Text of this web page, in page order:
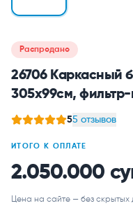
Распродано
26706 Каркасный
305х99см,
55 отзывов
ИТОГО К ОПЛАТЕ
2.050.000
Цена на сайте — без скрытых